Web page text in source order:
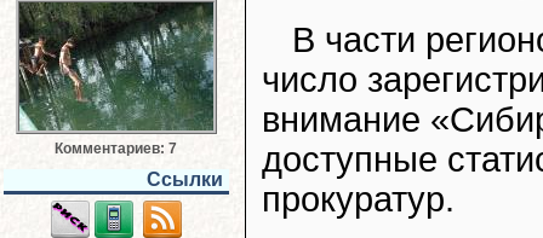
Комментариев: 7
Ссылки
В части
число
внимание
доступные
прокуратур.